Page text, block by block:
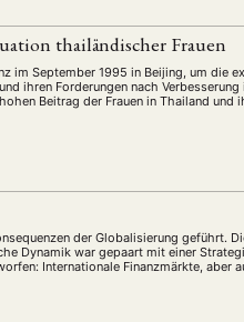
thailändischer Frauen
im September 1995 in Beijing, um die
ihren Forderungen nach
Beitrag der Frauen in Thailand
der Globalisierung geführt.
Dynamik war gepaart mit einer
Internationale Finanzmärkte, aber